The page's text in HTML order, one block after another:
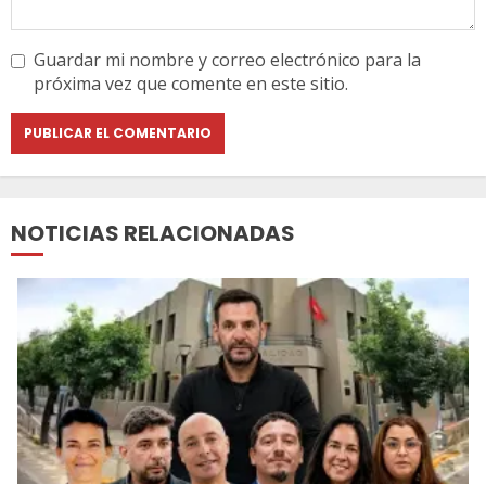
Guardar mi nombre y correo electrónico para la
próxima vez que comente en este sitio.
NOTICIAS RELACIONADAS